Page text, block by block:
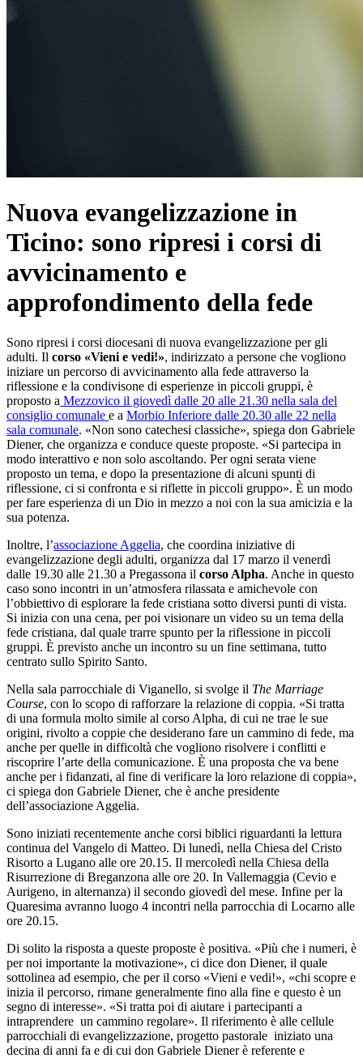
Nuova evangelizzazione in
Ticino: sono ripresi i corsi di
avvicinamento e
approfondimento della fede
Sono ripresi i corsi diocesani di nuova evangelizzazione per gli
adulti. Il corso «Vieni e vedi!», indirizzato a persone che vogliono
iniziare un percorso di avvicinamento alla fede attraverso la
riflessione e la condivisone di esperienze in piccoli gruppi, è
proposto a Mezzovico il giovedì dalle 20 alle 21.30 nella sala del
consiglio comunale e a Morbio Inferiore dalle 20.30 alle 22 nella
sala comunale. «Non sono catechesi classiche», spiega don Gabriele
Diener, che organizza e conduce queste proposte. «Si partecipa in
modo interattivo e non solo ascoltando. Per ogni serata viene
proposto un tema, e dopo la presentazione di alcuni spunti di
riflessione, ci si confronta e si riflette in piccoli gruppo». È un modo
per fare esperienza di un Dio in mezzo a noi con la sua amicizia e la
sua potenza.
Inoltre, l’associazione Aggelia, che coordina iniziative di
evangelizzazione degli adulti, organizza dal 17 marzo il venerdì
dalle 19.30 alle 21.30 a Pregassona il corso Alpha. Anche in questo
caso sono incontri in un’atmosfera rilassata e amichevole con
l’obbiettivo di esplorare la fede cristiana sotto diversi punti di vista.
Si inizia con una cena, per poi visionare un video su un tema della
fede cristiana, dal quale trarre spunto per la riflessione in piccoli
gruppi. È previsto anche un incontro su un fine settimana, tutto
centrato sullo Spirito Santo.
Nella sala parrocchiale di Viganello, si svolge il The Marriage
Course, con lo scopo di rafforzare la relazione di coppia. «Si tratta
di una formula molto simile al corso Alpha, di cui ne trae le sue
origini, rivolto a coppie che desiderano fare un cammino di fede, ma
anche per quelle in difficoltà che vogliono risolvere i conflitti e
riscoprire l’arte della comunicazione. È una proposta che va bene
anche per i fidanzati, al fine di verificare la loro relazione di coppia»,
ci spiega don Gabriele Diener, che è anche presidente
dell’associazione Aggelia.
Sono iniziati recentemente anche corsi biblici riguardanti la lettura
continua del Vangelo di Matteo. Di lunedì, nella Chiesa del Cristo
Risorto a Lugano alle ore 20.15. Il mercoledì nella Chiesa della
Risurrezione di Breganzona alle ore 20. In Vallemaggia (Cevio e
Aurigeno, in alternanza) il secondo giovedì del mese. Infine per la
Quaresima avranno luogo 4 incontri nella parrocchia di Locarno alle
ore 20.15.
Di solito la risposta a queste proposte è positiva. «Più che i numeri, è
per noi importante la motivazione», ci dice don Diener, il quale
sottolinea ad esempio, che per il corso «Vieni e vedi!», «chi scopre e
inizia il percorso, rimane generalmente fino alla fine e questo è un
segno di interesse». «Si tratta poi di aiutare i partecipanti a
intraprendere un cammino regolare». Il riferimento è alle cellule
parrocchiali di evangelizzazione, progetto pastorale iniziato una
decina di anni fa e di cui don Gabriele Diener è referente e